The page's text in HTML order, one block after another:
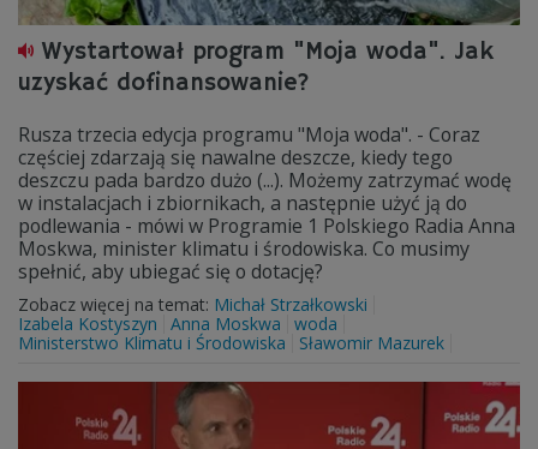
Wystartował program "Moja woda". Jak
uzyskać dofinansowanie?
Rusza trzecia edycja programu "Moja woda". - Coraz
częściej zdarzają się nawalne deszcze, kiedy tego
deszczu pada bardzo dużo (...). Możemy zatrzymać wodę
w instalacjach i zbiornikach, a następnie użyć ją do
podlewania - mówi w Programie 1 Polskiego Radia Anna
Moskwa, minister klimatu i środowiska. Co musimy
spełnić, aby ubiegać się o dotację?
Zobacz więcej na temat: Michał Strzałkowski
Izabela Kostyszyn
Anna Moskwa
woda
Ministerstwo Klimatu i Środowiska
Sławomir Mazurek